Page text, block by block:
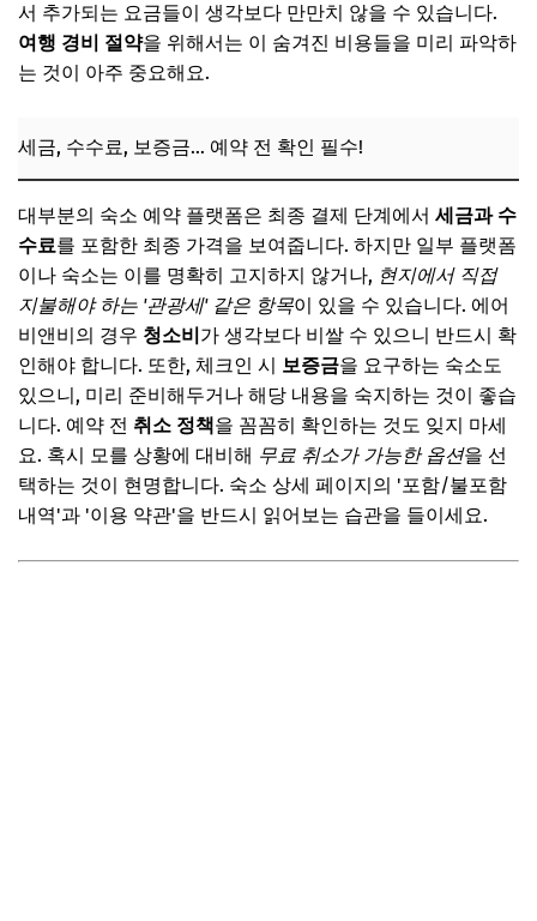
서 추가되는 요금들이 생각보다 만만치 않을 수 있습니다.
여행 경비 절약을 위해서는 이 숨겨진 비용들을 미리 파악하
는 것이 아주 중요해요.
세금, 수수료, 보증금… 예약 전 확인 필수!
대부분의 숙소 예약 플랫폼은 최종 결제 단계에서 세금과 수
수료를 포함한 최종 가격을 보여줍니다. 하지만 일부 플랫폼
이나 숙소는 이를 명확히 고지하지 않거나, 현지에서 직접
지불해야 하는 '관광세' 같은 항목이 있을 수 있습니다. 에어
비앤비의 경우 청소비 가 생각보다 비쌀 수 있으니 반드시 확
인해야 합니다. 또한, 체크인 시 보증금을 요구하는 숙소도
있으니, 미리 준비해두거나 해당 내용을 숙지하는 것이 좋습
니다. 예약 전 취소 정책을 꼼꼼히 확인하는 것도 잊지 마세
요. 혹시 모를 상황에 대비해 무료 취소가 가능한 옵션을 선
택하는 것이 현명합니다. 숙소 상세 페이지의 '포함/불포함
내역'과 '이용 약관'을 반드시 읽어보는 습관을 들이세요.